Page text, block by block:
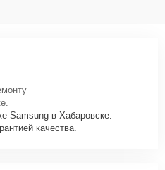
Samsung в Хабаровске.
качества.